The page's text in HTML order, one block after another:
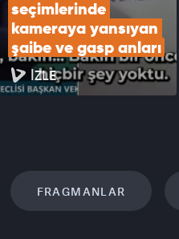
seçimlerinde
kameraya yansıyan
şaibe ve gasp anları
İZLE
FRAGMANLAR